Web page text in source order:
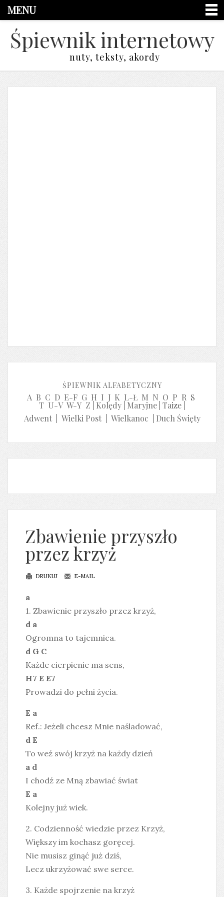
MENU
Śpiewnik internetowy
nuty, teksty, akordy
ŚPIEWNIK ALFABETYCZNY
A B C D E-F G H I J K L-Ł M N O P R S
T U-V W-Y Z Kolędy Maryjne Taize
Adwent| Wielki Post| Wielkanoc Duch Święty
Zbawienie przyszło
przez krzyż
DRUKUJ E-MAIL
a
1. Zbawienie przyszło przez krzyż,
d a
Ogromna to tajemnica.
d G C
Każde cierpienie ma sens,
H7 E E7
Prowadzi do pełni życia.
E a
Ref.: Jeżeli chcesz Mnie naśladować,
d E
To weź swój krzyż na każdy dzień
a d
I chodź ze Mną zbawiać świat
E a
Kolejny już wiek.
2. Codzienność wiedzie przez Krzyż,
Większy im kochasz goręcej.
Nie musisz ginąć już dziś,
Lecz ukrzyżować swe serce.
3. Każde spojrzenie na krzyż